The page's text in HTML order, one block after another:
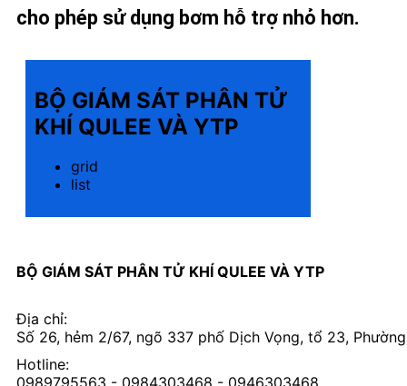
cho phép sử dụng bơm hỗ trợ nhỏ hơn.
BỘ GIÁM SÁT PHÂN TỬ
KHÍ QULEE VÀ YTP
grid
list
BỘ GIÁM SÁT PHÂN TỬ KHÍ QULEE VÀ YTP
Địa chỉ:
Số 26, hẻm 2/67, ngõ 337 phố Dịch Vọng, tổ 23,
Hotline:
0989795563 - 0984303468 - 0946303468